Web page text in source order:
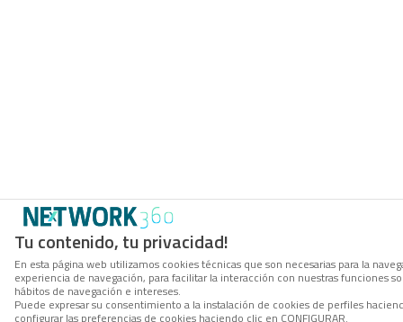
Tu contenido, tu privacidad!
En esta página web utilizamos cookies técnicas que son necesarias para la
experiencia de navegación, para facilitar la interacción con nuestras funciones
hábitos de navegación e intereses.
Puede expresar su consentimiento a la instalación de cookies de perfiles
configurar las preferencias de cookies haciendo clic en CONFIGURAR.